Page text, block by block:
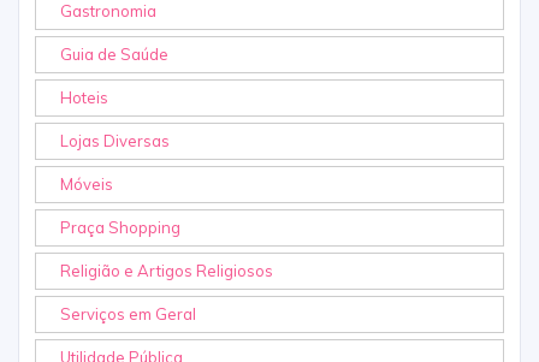
Gastronomia
Guia de Saúde
Hoteis
Lojas Diversas
Móveis
Praça Shopping
Religião e Artigos Religiosos
Serviços em Geral
Utilidade Pública